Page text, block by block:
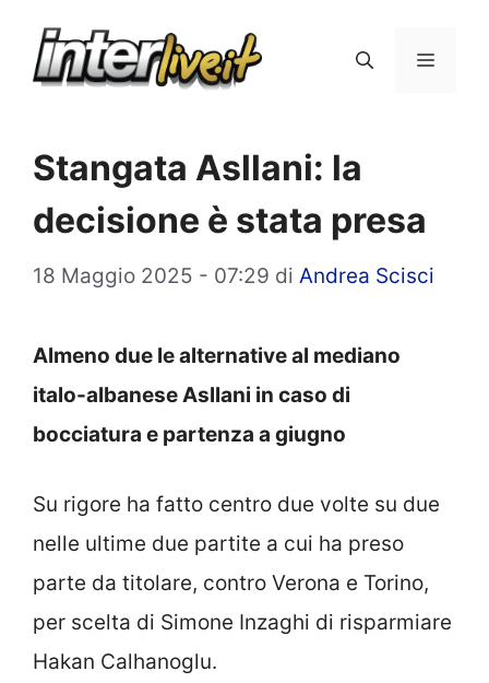
Menu
Stangata Asllani: la
decisione è stata presa
18 Maggio 2025 - 07:29 di Andrea Scisci
Almeno due le alternative al mediano
italo-albanese Asllani in caso di
bocciatura e partenza a giugno
Su rigore ha fatto centro due volte su due
nelle ultime due partite a cui ha preso
parte da titolare, contro Verona e Torino,
per scelta di Simone Inzaghi di risparmiare
Hakan Calhanoglu.